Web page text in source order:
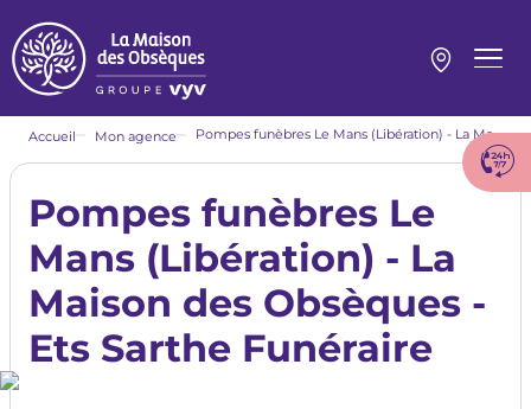
au
contenu
principal
Menu
Fil
Accueil Mon agence Pompes funèbres Le Mans (Libération) - La Maison des Obsèques - Ets Sarthe Funéraire
Pompes funèbres Le
Mans (Libération) - La
Maison des Obsèques -
Ets Sarthe Funéraire